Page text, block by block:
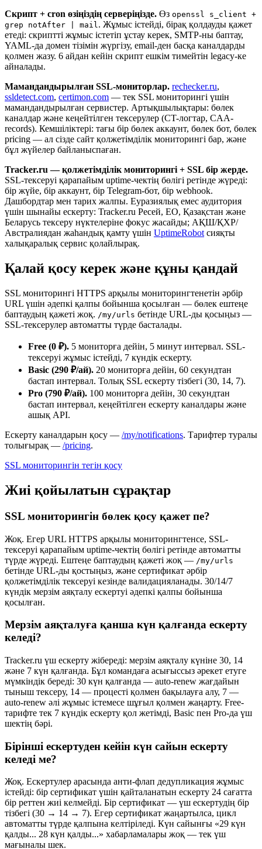
Скрипт + cron өзіңіздің серверіңізде. Өз openssl s_client +
grep notAfter | mail. Жұмыс істейді, бірақ қолдауды қажет
етеді: скриптті жұмыс істетіп ұстау керек, SMTP-ны баптау,
YAML-да домен тізімін жүргізу, email-ден басқа каналдарды
қолмен жазу. 6 айдан кейін скрипт ешкім тимейтін legacy-ке
айналады.
Мамандандырылған SSL-мониторлар. rechecker.ru,
ssldetect.com, certimon.com — тек SSL мониторингі үшін
мамандандырылған сервистер. Артықшылықтары: бөлек
каналдар және кеңейтілген тексерулер (CT-логтар, CAA-
records). Кемшіліктері: тағы бір бөлек аккаунт, бөлек бот, бөлек
pricing — ал сізде сайт қолжетімділік мониторингі бар, және
бұл жүйелер байланыспаған.
Tracker.ru — қолжетімділік мониторингі + SSL бір жерде.
SSL-тексеруі қарапайым uptime-чектің бөлігі ретінде жүреді:
бір жүйе, бір аккаунт, бір Telegram-бот, бір webhook.
Дашбордтар мен тарих жалпы. Еуразиялық емес аудитория
үшін шынайы ескерту: Tracker.ru Ресей, ЕО, Қазақстан және
Беларусь тексеру нүктелеріне фокус жасайды; АҚШ/ҚХР/
Австралиядан жаһандық қамту үшін UptimeRobot сияқты
халықаралық сервис қолайлырақ.
Қалай қосу керек және құны қандай
SSL мониторингі HTTPS арқылы мониторингтенетін әрбір
URL үшін әдепкі қалпы бойынша қосылған — бөлек ештеңе
баптаудың қажеті жоқ. /my/urls бетінде URL-ды қосыңыз —
SSL-тексерулер автоматты түрде басталады.
Free (0 ₽). 5 мониторға дейін, 5 минут интервал. SSL-
тексеруі жұмыс істейді, 7 күндік ескерту.
Basic (290 ₽/ай). 20 мониторға дейін, 60 секундтан
бастап интервал. Толық SSL ескерту тізбегі (30, 14, 7).
Pro (790 ₽/ай). 100 мониторға дейін, 30 секундтан
бастап интервал, кеңейтілген ескерту каналдары және
ашық API.
Ескерту каналдарын қосу — /my/notifications. Тарифтер туралы
толығырақ — /pricing.
SSL мониторингін тегін қосу
Жиі қойылатын сұрақтар
SSL мониторингін бөлек қосу қажет пе?
Жоқ. Егер URL HTTPS арқылы мониторингтенсе, SSL-
тексеруі қарапайым uptime-чектің бөлігі ретінде автоматты
түрде жүреді. Ештеңе баптаудың қажеті жоқ — /my/urls
бетінде URL-ды қостыңыз, және сертификат әрбір
қолжетімділік тексеруі кезінде валидацияланады. 30/14/7
күндік мерзім аяқталу ескертуі әдепкі қалпы бойынша
қосылған.
Мерзім аяқталуға қанша күн қалғанда ескерту
келеді?
Tracker.ru үш ескерту жібереді: мерзім аяқталу күніне 30, 14
және 7 күн қалғанда. Бұл командаға асығыссыз әрекет етуге
мүмкіндік береді: 30 күн қалғанда — auto-renew жағдайын
тыныш тексеру, 14 — процесті қолмен бақылауға алу, 7 —
auto-renew әлі жұмыс істемесе шұғыл қолмен жаңарту. Free-
тарифте тек 7 күндік ескерту қол жетімді, Basic пен Pro-да үш
шектің бәрі.
Бірінші ескертуден кейін күн сайын ескерту
келеді ме?
Жоқ. Ескертулер арасында анти-флап дедупликация жұмыс
істейді: бір сертификат үшін қайталанатын ескерту 24 сағатта
бір реттен жиі келмейді. Бір сертификат — үш ескертудің бір
тізбегі (30 → 14 → 7). Егер сертификат жаңартылса, цикл
автоматты түрде қалпына келтіріледі. Күн сайынғы «29 күн
қалды... 28 күн қалды...» хабарламалары жоқ — тек үш
мағыналы шек.